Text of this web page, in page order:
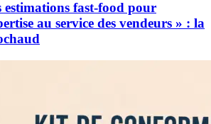
estimations fast-food pour
au service des vendeurs » : la